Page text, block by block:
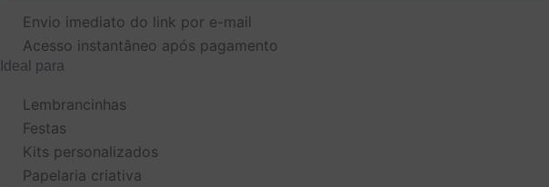
Digital
Gatos
Envio imediato do link por e-mail
Acesso instantâneo após pagamento
Ideal para
Lembrancinhas
Festas
Kits personalizados
Papelaria criativa